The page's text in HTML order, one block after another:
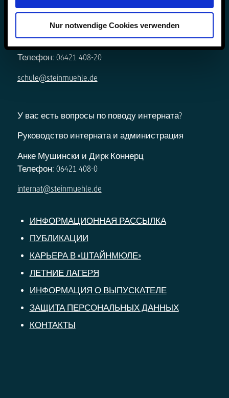
Nur notwendige Cookies verwenden
Администрация школы и руководство
Бьорн Геммер и Дирк Коннерц
Телефон: 06421 408-20
schule@steinmuehle.de
У вас есть вопросы по поводу интерната?
Руководство интерната и администрация
Анке Мушински и Дирк Коннерц
Телефон: 06421 408-0
internat@steinmuehle.de
ИНФОРМАЦИОННАЯ РАССЫЛКА
ПУБЛИКАЦИИ
КАРЬЕРА В «ШТАЙНМЮЛЕ»
ЛЕТНИЕ ЛАГЕРЯ
ИНФОРМАЦИЯ О ВЫПУСКАТЕЛЕ
ЗАЩИТА ПЕРСОНАЛЬНЫХ ДАННЫХ
КОНТАКТЫ